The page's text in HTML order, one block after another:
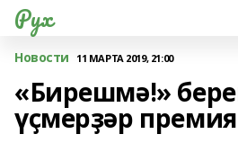
Рух
Новости 11 МАРТА 2019, 21:00
«Бирешмә!»
үҫмерҙәр